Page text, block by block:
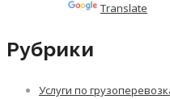
Translate
Рубрики
Услуги по